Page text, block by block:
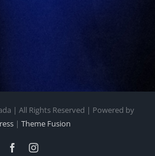
| All Rights Reserved | Powered by
| Theme Fusion
FacebookInstagram